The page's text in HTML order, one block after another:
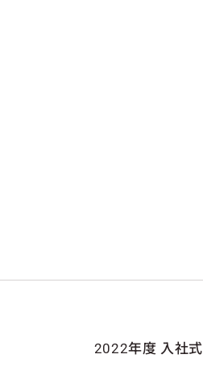
2022年度 入社式